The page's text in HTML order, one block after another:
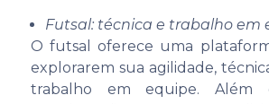
Futsal: técnica e trabalho em
O futsal oferece uma
explorarem sua agilidade,
trabalho em equipe. Além